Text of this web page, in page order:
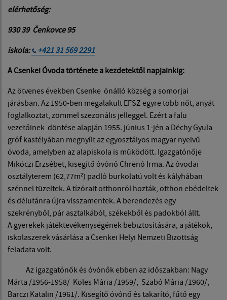
elérhetőség:
930 39 Čenkovce 95
iskola:
+421 31 569 2291
A Csenkei Óvoda története a kezdetektől napjainkig:
Az ötvenes években Csenke önálló község a somorjai
járásban. Az 1950-ben megalakult EFSZ egyre több nőt, anyát
foglalkoztat, zömmel szezonális jelleggel. Ezért a falu
vezetőinek döntése alapján 1955. június 1-jén a Déchy Gyula
gróf kastélyában megnyílt az egyosztályos magyar nyelvű
óvoda, amelyben az alapiskola is működött. Igazgatónője
Mikóczi Erzsébet, kisegítő óvónő Chrenó Irma. Az óvodai
osztályterem (62,77m²) padló burkolatú volt és kályhában
szénnel tüzeltek. A tízórait otthonról hozták, otthon ebédeltek
és délutánra újra visszamentek. A berendezés egy
szekrényből, pár asztalkából, székekből és padokból állt.
A gyerekek játéktevékenységének bebiztosítására, a játékok,
iskolaszerek vásárlása a Csenkei Helyi Nemzeti Bizottság
feladata volt.
Az igazgatónők és óvónők ebben az időszakban: Nagy
Márta /1956-1958/ Köles Mária /1959/, Szabó Mária /1960/,
Barczi Katalin /1961/. Kisegítő óvónő és takarító, fűtő egy